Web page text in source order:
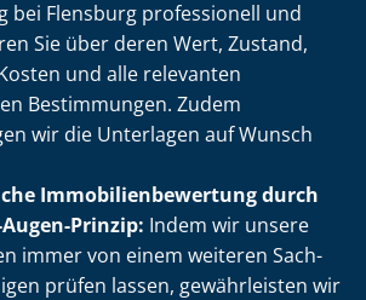
bei Flensburg professionell und
Sie über deren Wert, Zustand,
und alle relevanten
Bestimmungen. Zudem
wir die Unterlagen auf Wunsch
Im­mo­bi­li­en­be­wer­tung durch
Prinzip: Indem wir unsere
immer von einem weiteren Sach­
prüfen lassen, gewährleisten wir